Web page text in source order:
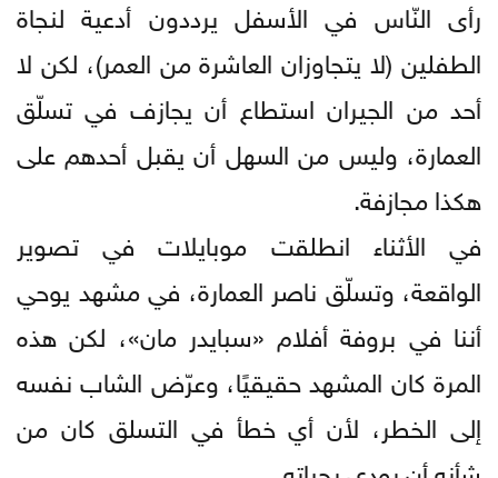
رأى النّاس في الأسفل يرددون أدعية لنجاة
الطفلين (لا يتجاوزان العاشرة من العمر)، لكن لا
أحد من الجيران استطاع أن يجازف في تسلّق
العمارة، وليس من السهل أن يقبل أحدهم على
هكذا مجازفة.
في الأثناء انطلقت موبايلات في تصوير
الواقعة، وتسلّق ناصر العمارة، في مشهد يوحي
أننا في بروفة أفلام «سبايدر مان»، لكن هذه
المرة كان المشهد حقيقيًا، وعرّض الشاب نفسه
إلى الخطر، لأن أي خطأ في التسلق كان من